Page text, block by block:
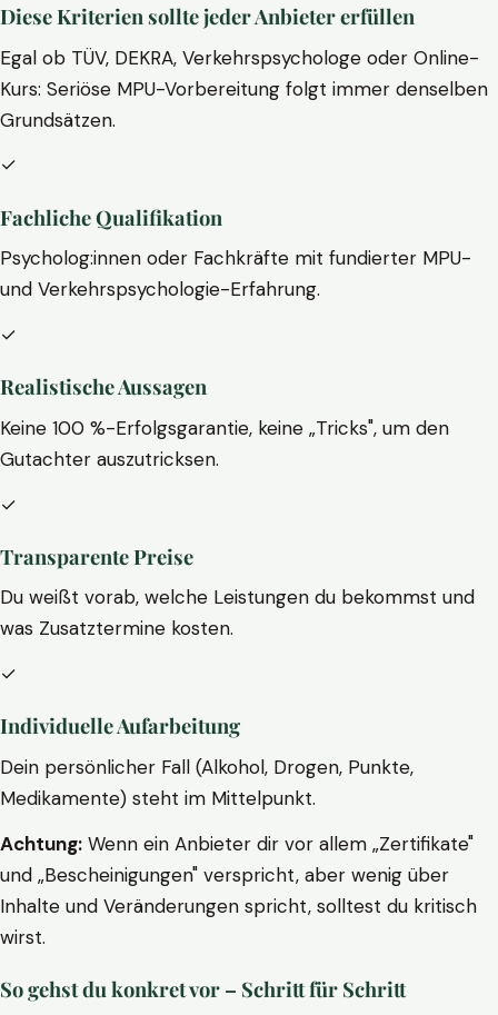
Diese Kriterien sollte jeder Anbieter erfüllen
Egal ob TÜV, DEKRA, Verkehrspsychologe oder Online-
Kurs: Seriöse MPU-Vorbereitung folgt immer denselben
Grundsätzen.
✓
Fachliche Qualifikation
Psycholog:innen oder Fachkräfte mit fundierter MPU-
und Verkehrspsychologie-Erfahrung.
✓
Realistische Aussagen
Keine 100 %-Erfolgsgarantie, keine „Tricks", um den
Gutachter auszutricksen.
✓
Transparente Preise
Du weißt vorab, welche Leistungen du bekommst und
was Zusatztermine kosten.
✓
Individuelle Aufarbeitung
Dein persönlicher Fall (Alkohol, Drogen, Punkte,
Medikamente) steht im Mittelpunkt.
Achtung: Wenn ein Anbieter dir vor allem „Zertifikate"
und „Bescheinigungen" verspricht, aber wenig über
Inhalte und Veränderungen spricht, solltest du kritisch
wirst.
So gehst du konkret vor – Schritt für Schritt